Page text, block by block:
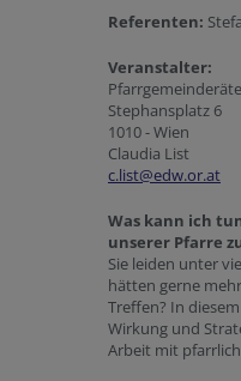
Referenten:
Veranstalter:
Stephansplatz 6
1010 - Wien
Claudia List
c.list@edw.or.at
Was kann ich
unserer Pfarre
Sie leiden unter
hätten gerne
Treffen? In
Wirkung und
Arbeit mit